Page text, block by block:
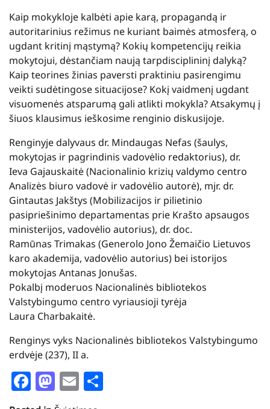
Kaip mokykloje kalbėti apie karą, propagandą ir
autoritarinius režimus ne kuriant baimės atmosferą, o
ugdant kritinį mąstymą? Kokių kompetencijų reikia
mokytojui, dėstančiam naują tarpdisciplininį dalyką?
Kaip teorines žinias paversti praktiniu pasirengimu
veikti sudėtingose situacijose? Kokį vaidmenį ugdant
visuomenės atsparumą gali atlikti mokykla? Atsakymų į
šiuos klausimus ieškosime renginio diskusijoje.
Renginyje dalyvaus dr. Mindaugas Nefas (šaulys,
mokytojas ir pagrindinis vadovėlio redaktorius), dr.
Ieva Gajauskaitė (Nacionalinio krizių valdymo centro
Analizės biuro vadovė ir vadovėlio autorė), mjr. dr.
Gintautas Jakštys (Mobilizacijos ir pilietinio
pasipriešinimo departamentas prie Krašto apsaugos
ministerijos, vadovėlio autorius), dr. doc.
Ramūnas Trimakas (Generolo Jono Žemaičio Lietuvos
karo akademija, vadovėlio autorius) bei istorijos
mokytojas Antanas Jonušas.
Pokalbį moderuos Nacionalinės bibliotekos
Valstybingumo centro vyriausioji tyrėja
Laura Charbakaitė.
Renginys vyks Nacionalinės bibliotekos Valstybingumo
erdvėje (237), II a.
Facebook
Mastodon
Email